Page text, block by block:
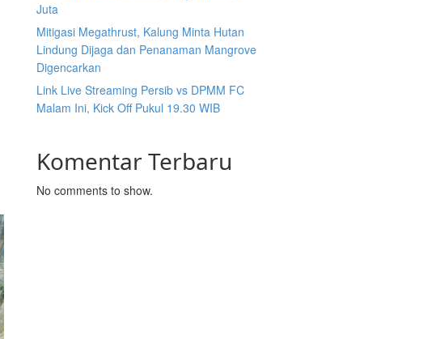
Juta
Mitigasi Megathrust, Kalung Minta Hutan
Lindung Dijaga dan Penanaman Mangrove
Digencarkan
Link Live Streaming Persib vs DPMM FC
Malam Ini, Kick Off Pukul 19.30 WIB
Komentar Terbaru
No comments to show.